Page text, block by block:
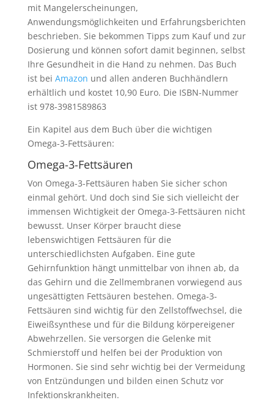
mit Mangelerscheinungen,
Anwendungsmöglichkeiten und Erfahrungsberichten
beschrieben. Sie bekommen Tipps zum Kauf und zur
Dosierung und können sofort damit beginnen, selbst
Ihre Gesundheit in die Hand zu nehmen. Das Buch
ist bei Amazon und allen anderen Buchhändlern
erhältlich und kostet 10,90 Euro. Die ISBN-Nummer
ist 978-3981589863
Ein Kapitel aus dem Buch über die wichtigen
Omega-3-Fettsäuren:
Omega-3-Fettsäuren
Von Omega-3-Fettsäuren haben Sie sicher schon
einmal gehört. Und doch sind Sie sich vielleicht der
immensen Wichtigkeit der Omega-3-Fettsäuren nicht
bewusst. Unser Körper braucht diese
lebenswichtigen Fettsäuren für die
unterschiedlichsten Aufgaben. Eine gute
Gehirnfunktion hängt unmittelbar von ihnen ab, da
das Gehirn und die Zellmembranen vorwiegend aus
ungesättigten Fettsäuren bestehen. Omega-3-
Fettsäuren sind wichtig für den Zellstoffwechsel, die
Eiweißsynthese und für die Bildung körpereigener
Abwehrzellen. Sie versorgen die Gelenke mit
Schmierstoff und helfen bei der Produktion von
Hormonen. Sie sind sehr wichtig bei der Vermeidung
von Entzündungen und bilden einen Schutz vor
Infektionskrankheiten.